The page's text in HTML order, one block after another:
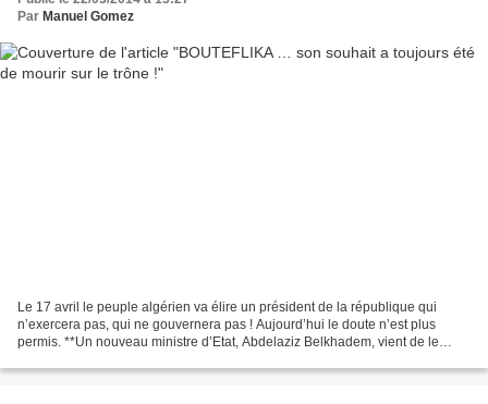
Par Manuel Gomez
Le 17 avril le peuple algérien va élire un président de la république qui
n’exercera pas, qui ne gouvernera pas ! Aujourd’hui le doute n’est plus
permis. **Un nouveau ministre d’Etat, Abdelaziz Belkhadem, vient de le